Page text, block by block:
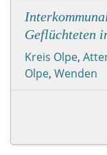
Geflüchteten
Kreis Olpe,
Olpe, Wenden